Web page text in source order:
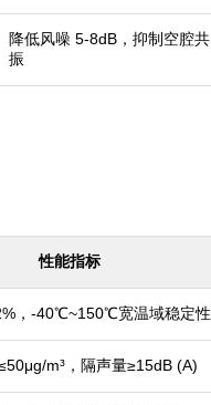
降低风噪 5-8dB，抑制空腔共
振
性能指标
，-40℃~150℃宽温域稳定性
m³，隔声量≥15dB (A)